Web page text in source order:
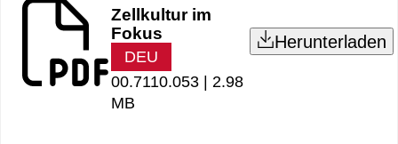
Zellkultur im
Fokus
DEU
00.7110.053 | 2.98
MB
Herunterladen